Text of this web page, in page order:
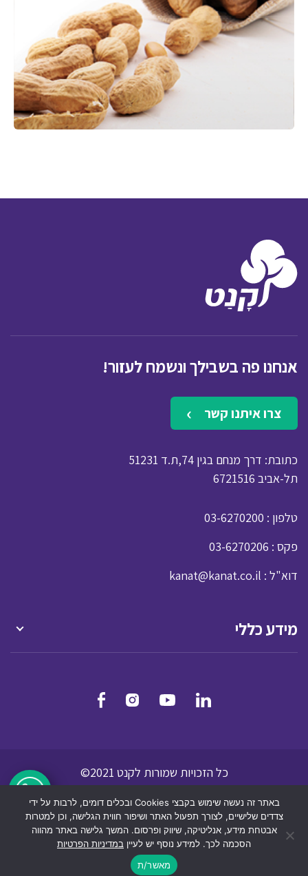
אנחנו פה בשבילך ונשמח לעזור!
צרו איתנו קשר
כתובת: דרך מנחם בגין 74,ת.ד 51231
תל-אביב 6721516
03-6270200
: טלפון
03-6270206 : פקס
kanat@kanat.co.il : דוא"ל
מידע כללי
כל הזכויות שמורות לקנט 2021©
מדיניות הפרטיות
תנאי שמוש לאתר אינטרנט
הצהרת נגישות
dooble
באתר זה נעשה שימוש בקבצי Cookies ובכלים דומים, לרבות על ידי
צדדים שלישיים, לצורך תפעול האתר ושיפור חווית הגלישה, וכן למטרות
אבטחת מידע, אנליטיקה, שיווק ופרסום. המשך גלישה באתר מהווה
הסכמה לכך. למידע נוסף יש לעיין במדיניות הפרטיות
מאשר/ת